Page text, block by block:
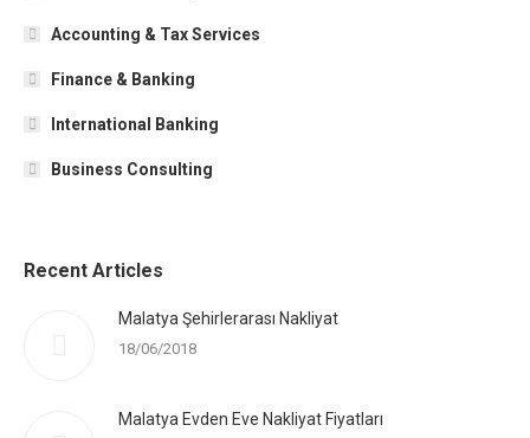
Accounting & Tax Services
Finance & Banking
International Banking
Business Consulting
Recent Articles
Malatya Şehirlerarası Nakliyat
18/06/2018
Malatya Evden Eve Nakliyat Fiyatları